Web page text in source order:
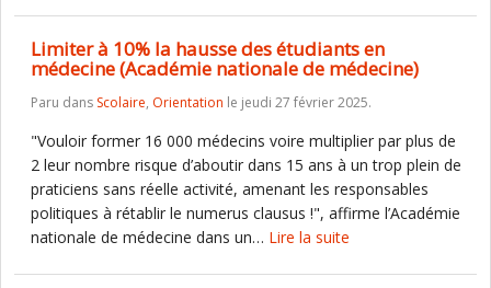
Limiter à 10% la hausse des étudiants en
médecine (Académie nationale de médecine)
Paru dans Scolaire, Orientation le jeudi 27 février 2025.
"Vouloir former 16 000 médecins voire multiplier par plus de
2 leur nombre risque d’aboutir dans 15 ans à un trop plein de
praticiens sans réelle activité, amenant les responsables
politiques à rétablir le numerus clausus !", affirme l’Académie
nationale de médecine dans un… Lire la suite